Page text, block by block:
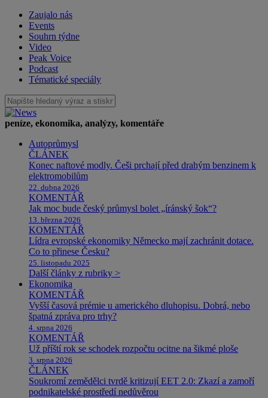
Zaujalo nás
Events
Souhrn týdne
Video
Peak Voice
Podcast
Tématické speciály
peníze, ekonomika, analýzy, komentáře
Autoprůmysl
ČLÁNEK
Konec naftové modly. Češi prchají před drahým benzinem k
elektromobilům
22. dubna 2026
KOMENTÁŘ
Jak moc bude český průmysl bolet „íránský šok“?
13. března 2026
KOMENTÁŘ
Lídra evropské ekonomiky Německo mají zachránit dotace.
Co to přinese Česku?
25. listopadu 2025
Další články z rubriky >
Ekonomika
KOMENTÁŘ
Vyšší časová prémie u amerického dluhopisu. Dobrá, nebo
špatná zpráva pro trhy?
4. srpna 2026
KOMENTÁŘ
Už příští rok se schodek rozpočtu ocitne na šikmé ploše
3. srpna 2026
ČLÁNEK
Soukromí zemědělci tvrdě kritizují EET 2.0: Zkazí a zamoří
podnikatelské prostředí nedůvěrou